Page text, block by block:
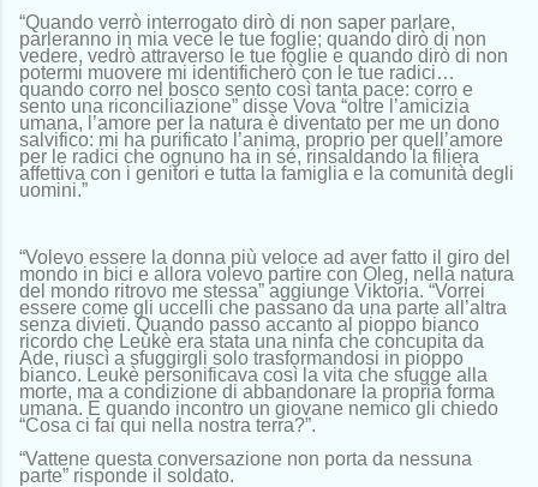
“Quando verrò interrogato dirò di non saper parlare,
parleranno in mia vece le tue foglie; quando dirò di non
vedere, vedrò attraverso le tue foglie e quando dirò di non
potermi muovere mi identificherò con le tue radici…
quando corro nel bosco sento così tanta pace: corro e
sento una riconciliazione” disse Vova “oltre l’amicizia
umana, l’amore per la natura è diventato per me un dono
salvifico: mi ha purificato l’anima, proprio per quell’amore
per le radici che ognuno ha in sé, rinsaldando la filiera
affettiva con i genitori e tutta la famiglia e la comunità degli
uomini.”
“Volevo essere la donna più veloce ad aver fatto il giro del
mondo in bici e allora volevo partire con Oleg, nella natura
del mondo ritrovo me stessa” aggiunge Viktoria. “Vorrei
essere come gli uccelli che passano da una parte all’altra
senza divieti. Quando passo accanto al pioppo bianco
ricordo che Leukè era stata una ninfa che concupita da
Ade, riuscì a sfuggirgli solo trasformandosi in pioppo
bianco. Leukè personificava così la vita che sfugge alla
morte, ma a condizione di abbandonare la propria forma
umana. E quando incontro un giovane nemico gli chiedo
“Cosa ci fai qui nella nostra terra?”.
“Vattene questa conversazione non porta da nessuna
parte” risponde il soldato.